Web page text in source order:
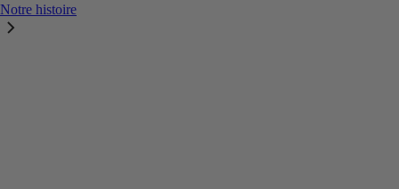
Notre histoire